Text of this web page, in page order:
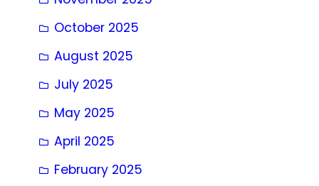
October 2025
August 2025
July 2025
May 2025
April 2025
February 2025